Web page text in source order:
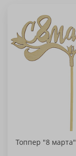
Топпер "8 марта"